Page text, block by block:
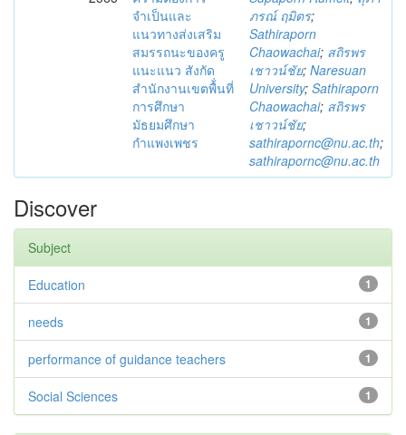
จำเป็นและ
แนวทางส่งเสริม
สมรรถนะของครู
แนะแนว สังกัด
สำนักงานเขตพื้่นที่
การศึกษา
มัธยมศึกษา
กำแพงเพชร
ภรณ์ ฤมิตร;
Sathiraporn
Chaowachai; สถิรพร
เชาวน์ชัย; Naresuan
University; Sathiraporn
Chaowachai; สถิรพร
เชาวน์ชัย;
sathirapornc@nu.ac.th;
sathirapornc@nu.ac.th
Discover
Subject
1
Education
1
needs
1
performance of guidance teachers
1
Social Sciences